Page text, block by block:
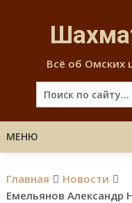
Всё об Омских
МЕНЮ
Главная
Новости
Емельянов Александр